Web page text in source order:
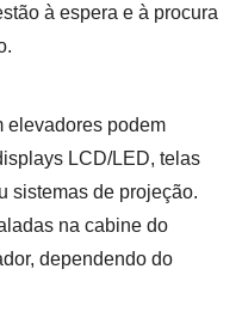
à espera e à procura
elevadores podem
LCD/LED, telas
sistemas de projeção.
na cabine do
dependendo do